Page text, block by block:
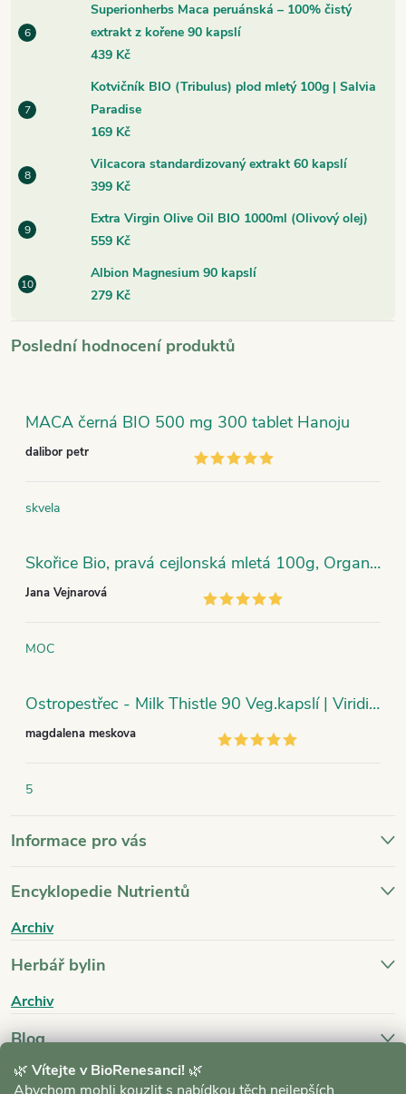
🌿 Vítejte v BioRenesanci! 🌿
Superionherbs Maca peruánská – 100% čistý
extrakt z kořene 90 kapslí
439 Kč
Kotvičník BIO (Tribulus) plod mletý 100g | Salvia
Paradise
169 Kč
Vilcacora standardizovaný extrakt 60 kapslí
399 Kč
Extra Virgin Olive Oil BIO 1000ml (Olivový olej)
559 Kč
Albion Magnesium 90 kapslí
279 Kč
Poslední hodnocení produktů
MACA černá BIO 500 mg 300 tablet Hanoju
dalibor petr
skvela
Skořice Bio, pravá cejlonská mletá 100g, Organic India
Jana Vejnarová
MOC
Ostropestřec - Milk Thistle 90 Veg.kapslí | Viridian
magdalena meskova
5
Informace pro vás
Encyklopedie Nutrientů
Archiv
Herbář bylin
Archiv
Blog
Archiv